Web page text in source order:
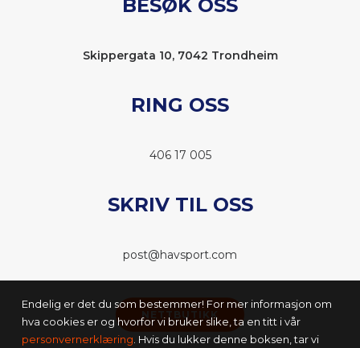
BESØK OSS
Skippergata 10, 7042 Trondheim
RING OSS
406 17 005
SKRIV TIL OSS
post@havsport.com
NETTBUTIKK
Endelig er det du som bestemmer! For mer informasjon om
hva cookies er og hvorfor vi bruker slike, ta en titt i vår
personvernerklæring . Hvis du lukker denne boksen, tar vi